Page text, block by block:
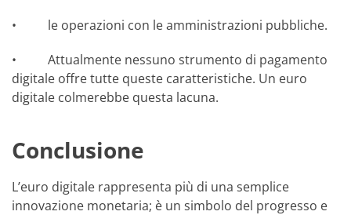
• le operazioni con le amministrazioni pubbliche.
• Attualmente nessuno strumento di pagamento
digitale offre tutte queste caratteristiche. Un euro
digitale colmerebbe questa lacuna.
Conclusione
L’euro digitale rappresenta più di una semplice
innovazione monetaria; è un simbolo del progresso e